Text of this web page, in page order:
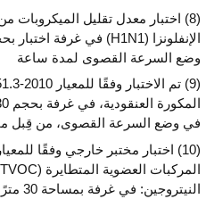
(8) اختبار معدل تقليل
وضع السرعة القصوى لمدة ساعة
في وضع السرعة القصوى، من قِبل